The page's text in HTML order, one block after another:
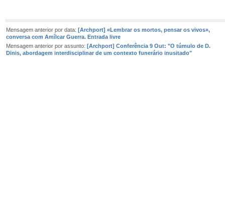
Mensagem anterior por data: [Archport] «Lembrar os mortos, pensar os vivos»,
conversa com Amílcar Guerra. Entrada livre
Mensagem anterior por assunto: [Archport] Conferência 9 Out: "O túmulo de D.
Dinis, abordagem interdisciplinar de um contexto funerário inusitado"